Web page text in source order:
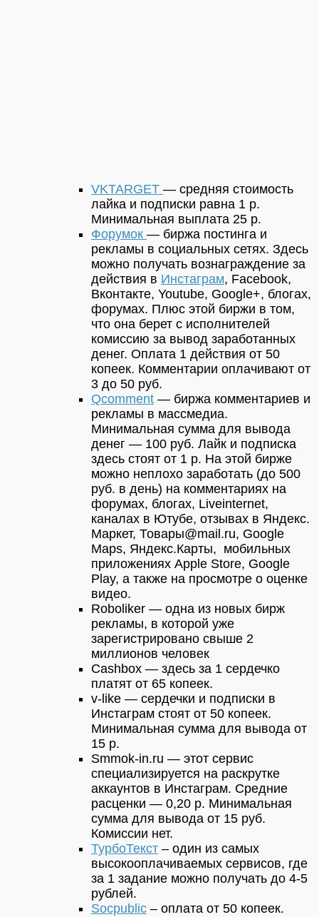
VKTARGET — средняя стоимость
лайка и подписки равна 1 р.
Минимальная выплата 25 р.
Форумок — биржа постинга и
рекламы в социальных сетях. Здесь
можно получать вознаграждение за
действия в Инстаграм, Faсebook,
Вконтакте, Youtube, Google+, блогах,
форумах. Плюс этой биржи в том,
что она берет с исполнителей
комиссию за вывод заработанных
денег. Оплата 1 действия от 50
копеек. Комментарии оплачивают от
3 до 50 руб.
Qcomment — биржа комментариев и
рекламы в массмедиа.
Минимальная сумма для вывода
денег — 100 руб. Лайк и подписка
здесь стоят от 1 р. На этой бирже
можно неплохо заработать (до 500
руб. в день) на комментариях на
форумах, блогах, Liveinternet,
каналах в Ютубе, отзывах в Яндекс.
Маркет, Товары@mail.ru, Google
Maps, Яндекс.Карты, мобильных
приложениях Apple Store, Google
Play, а также на просмотре о оценке
видео.
Roboliker — одна из новых бирж
рекламы, в которой уже
зарегистрировано свыше 2
миллионов человек
Cashbox — здесь за 1 сердечко
платят от 65 копеек.
v-like — сердечки и подписки в
Инстаграм стоят от 50 копеек.
Минимальная сумма для вывода от
15 р.
Smmok-in.ru — этот сервис
специализируется на раскрутке
аккаунтов в Инстаграм. Средние
расценки — 0,20 р. Минимальная
сумма для вывода от 15 руб.
Комиссии нет.
ТурбоТекст – один из самых
высокооплачиваемых сервисов, где
за 1 задание можно получать до 4-5
рублей.
Socpublic – оплата от 50 копеек.